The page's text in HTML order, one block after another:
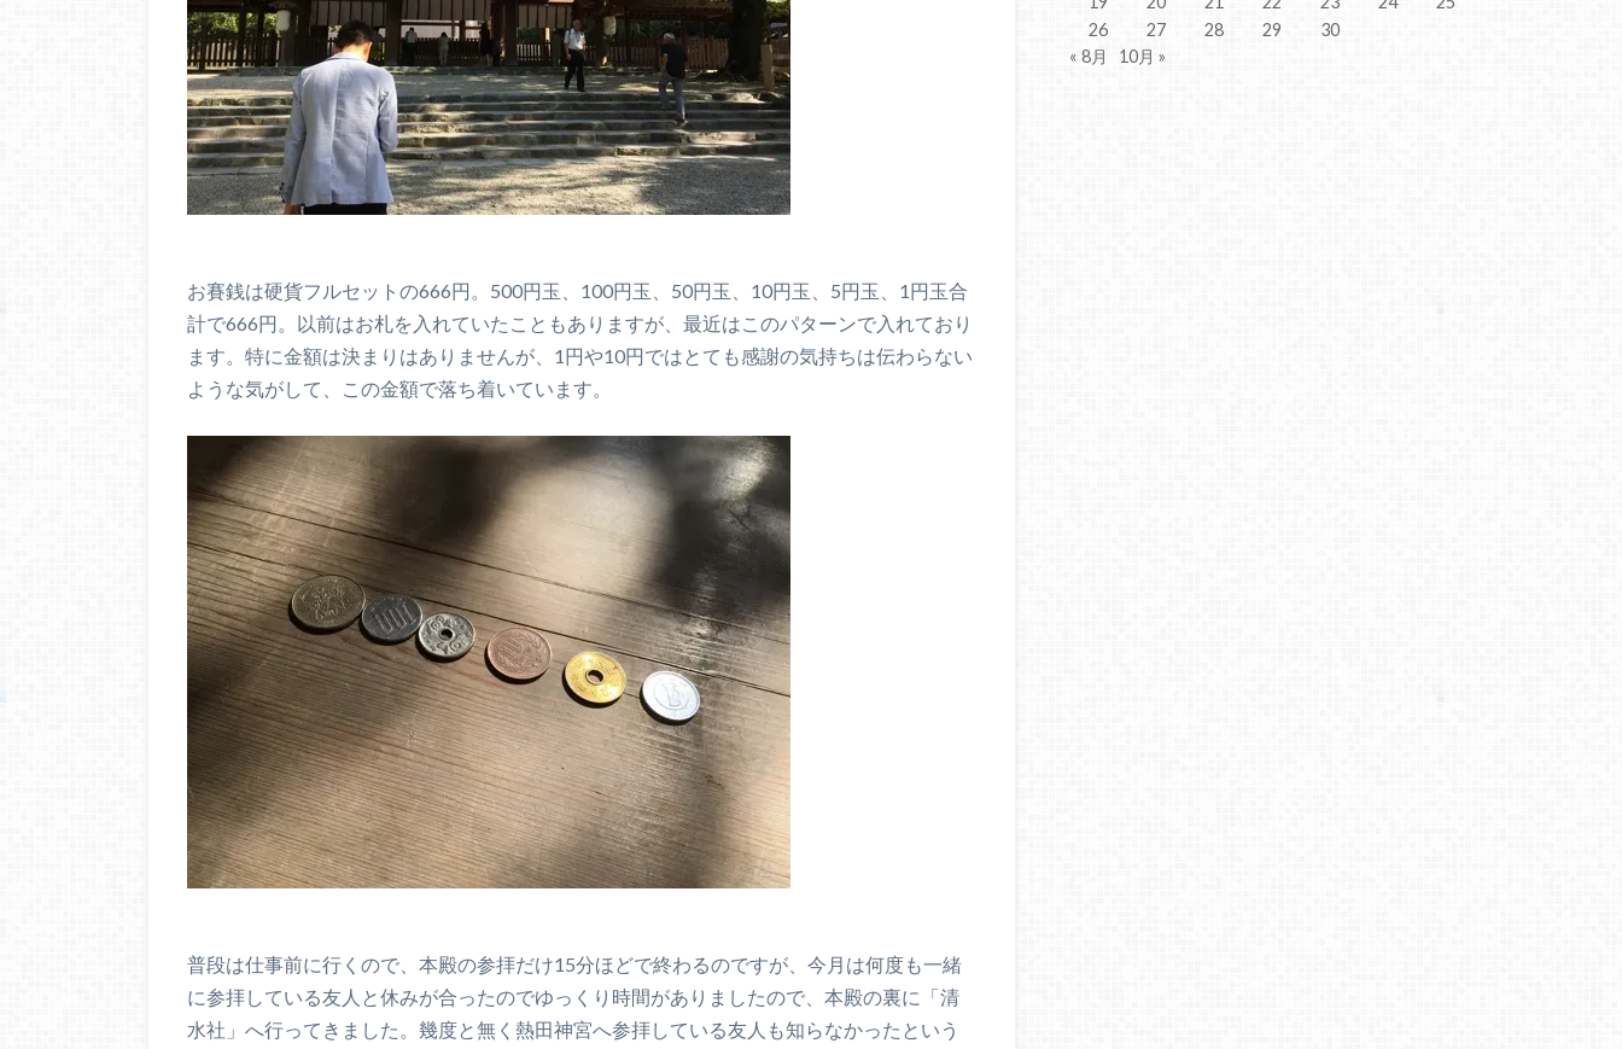
お賽銭は硬貨フルセットの666円。500円玉、100円玉、50円玉、10円玉、5円玉、1円玉合
計で666円。以前はお札を入れていたこともありますが、最近はこのパターンで入れており
ます。特に金額は決まりはありませんが、1円や10円ではとても感謝の気持ちは伝わらない
ような気がして、この金額で落ち着いています。
普段は仕事前に行くので、本殿の参拝だけ15分ほどで終わるのですが、今月は何度も一緒
に参拝している友人と休みが合ったのでゆっくり時間がありましたので、本殿の裏に「清
水社」へ行ってきました。幾度と無く熱田神宮へ参拝している友人も知らなかったという
26
27 28 29
30
« 8月
10月 »